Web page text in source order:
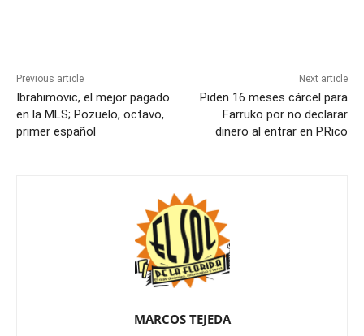
Previous article
Ibrahimovic, el mejor pagado
en la MLS; Pozuelo, octavo,
primer español
Next article
Piden 16 meses cárcel para
Farruko por no declarar
dinero al entrar en P.Rico
MARCOS TEJEDA